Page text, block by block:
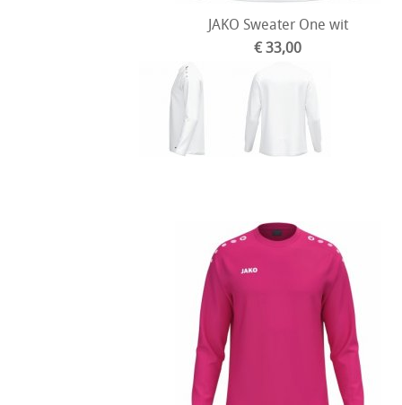
JAKO Sweater One wit
€ 33,00